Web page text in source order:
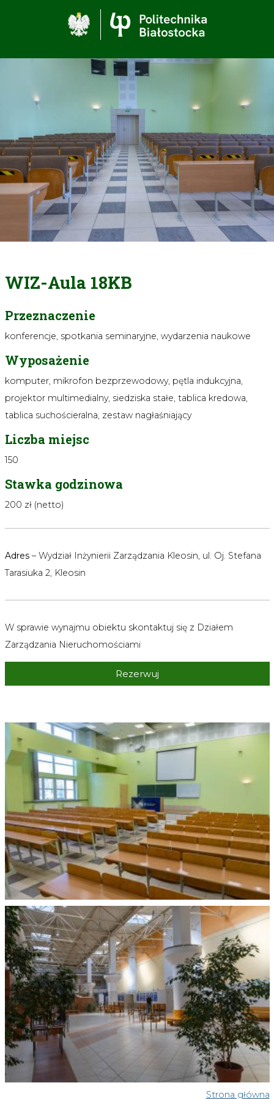
WIZ-Aula 18KB
Przeznaczenie
konferencje, spotkania seminaryjne, wydarzenia naukowe
Wyposażenie
komputer, mikrofon bezprzewodowy, pętla indukcyjna,
projektor multimedialny, siedziska stałe, tablica kredowa,
tablica suchościeralna, zestaw nagłaśniający
Liczba miejsc
150
Stawka godzinowa
200 zł (netto)
Adres– Wydział Inżynierii Zarządzania Kleosin, ul. Oj. Stefana
Tarasiuka 2, Kleosin
W sprawie wynajmu obiektu skontaktuj się z Działem
Zarządzania Nieruchomościami
Rezerwuj
Strona główna